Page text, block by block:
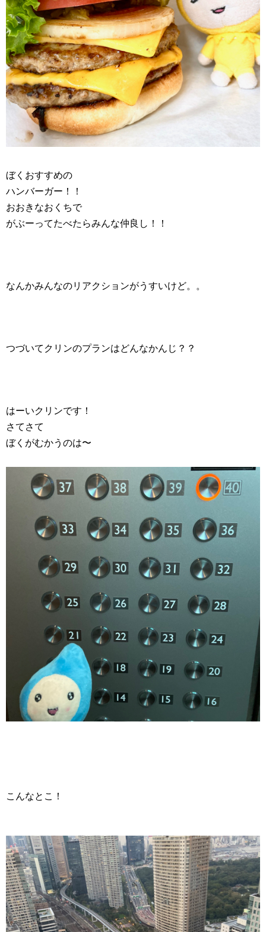
ぼくおすすめの
ハンバーガー！！
おおきなおくちで
がぶーってたべたらみんな仲良し！！
なんかみんなのリアクションがうすいけど。。
つづいてクリンのプランはどんなかんじ？？
はーいクリンです！
さてさて
ぼくがむかうのは〜
こんなとこ！